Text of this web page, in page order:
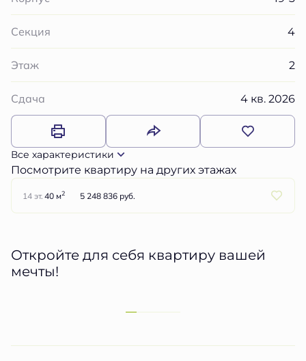
Секция 4
Этаж 2
Сдача 4 кв. 2026
Все характеристики
Посмотрите квартиру на других этажах
14 эт. 40 м2 5 248 836 руб.
Откройте для себя квартиру вашей
мечты!